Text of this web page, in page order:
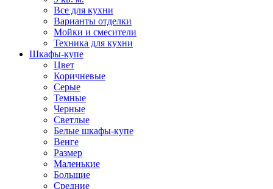
Все для кухни
Варианты отделки
Мойки и смесители
Техника для кухни
Шкафы-купе
Цвет
Коричневые
Серые
Темные
Черные
Светлые
Белые шкафы-купе
Венге
Размер
Маленькие
Большие
Средние